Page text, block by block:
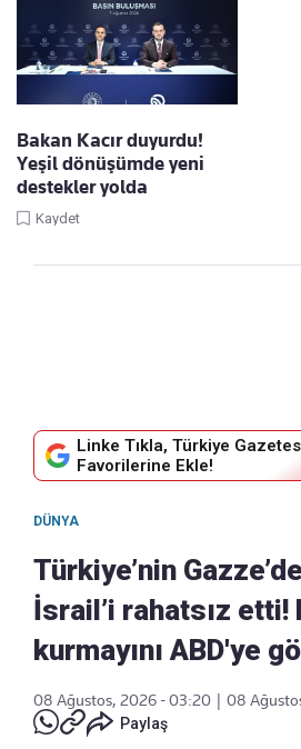
Bakan Kacır duyurdu!
Yeşil dönüşümde yeni
destekler yolda
Kaydet
Linke Tıkla, Türkiye
Favorilerine Ekle!
DÜNYA
Türkiye’nin
İsrail’i rahatsız etti!
kurmayını ABD'ye
08 Ağustos, 2026 - 03:20
08
Paylaş